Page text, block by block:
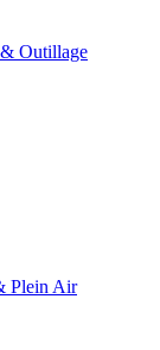
Outillage
Plein Air